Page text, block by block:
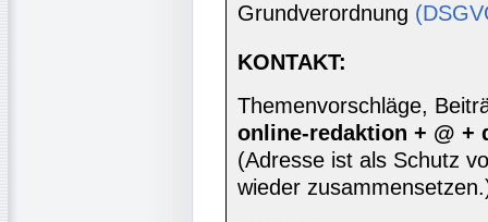
Grundverordnung
KONTAKT:
Themenvorschläge,
online-redaktion + @ +
(Adresse ist als Schutz
wieder